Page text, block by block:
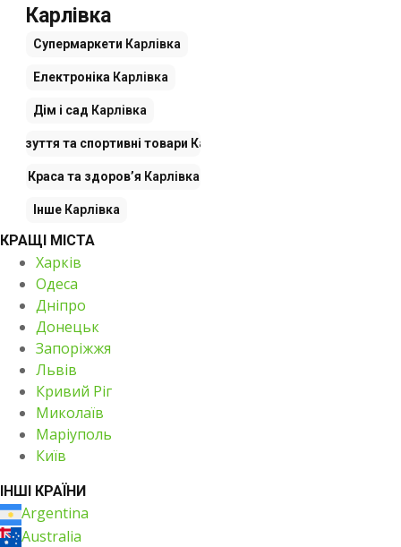
Карлівка
Супермаркети Карлівка
Електроніка Карлівка
Дім і сад Карлівка
взуття та спортивні товари Карлівка
Краса та здоров’я Карлівка
Інше Карлівка
КРАЩІ МІСТА
Харків
Одеса
Дніпро
Донецьк
Запоріжжя
Львів
Кривий Ріг
Миколаїв
Маріуполь
Київ
ІНШІ КРАЇНИ
Argentina
Australia